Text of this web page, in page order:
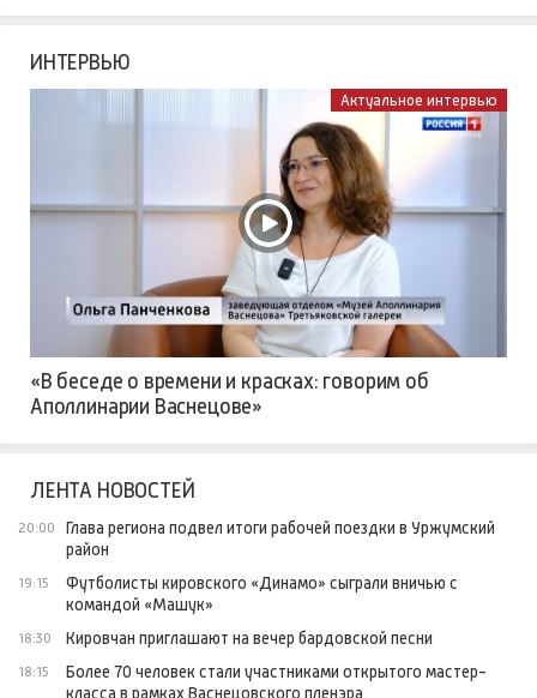
ИНТЕРВЬЮ
Актуальное интервью
«В беседе о времени и красках: говорим об
Аполлинарии Васнецове»
ЛЕНТА НОВОСТЕЙ
20:00
Глава региона подвел итоги рабочей поездки в Уржумский
район
19:15
Футболисты кировского «Динамо» сыграли вничью с
командой «Машук»
18:30 Кировчан приглашают на вечер бардовской песни
18:15
Более 70 человек стали участниками открытого мастер-
класса в рамках Васнецовского пленэра